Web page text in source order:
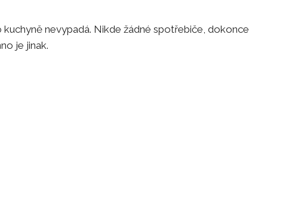
nevypadá. Nikde žádné spotřebiče, dokonce
je jinak.